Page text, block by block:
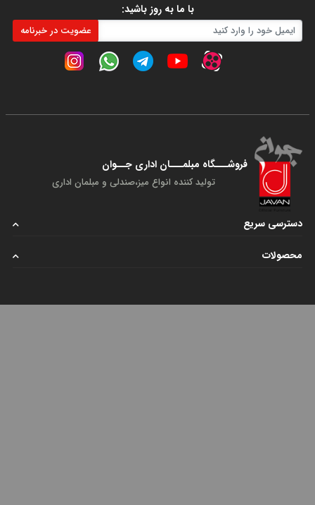
با ما به روز باشید:
عضویت در خبرنامه
فروشـــگاه مبلمـــان اداری جــوان
تولید کننده انواع میز،صندلی و مبلمان اداری
دسترسی سریع
محصولات